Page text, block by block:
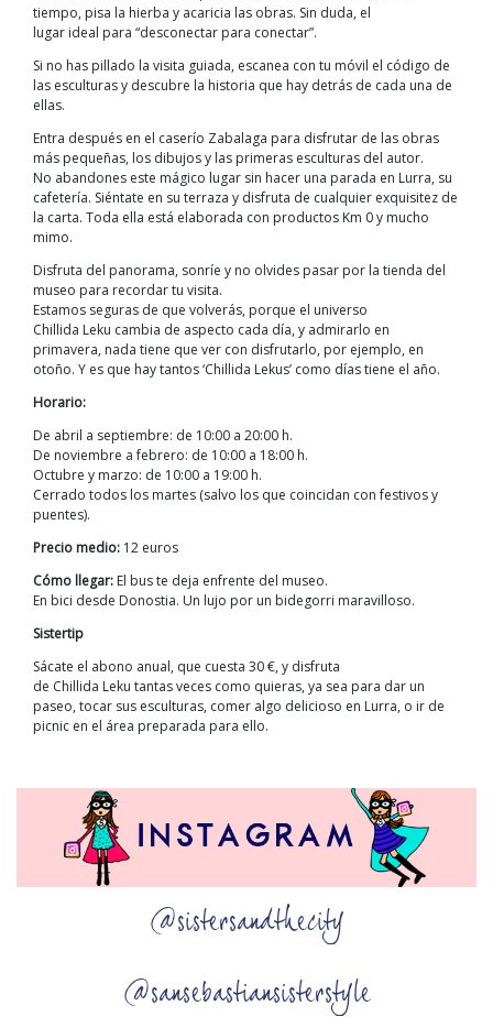
tiempo, pisa la hierba y acaricia las obras. Sin duda, el
lugar ideal para “desconectar para conectar”.
Si no has pillado la visita guiada, escanea con tu móvil el código de
las esculturas y descubre la historia que hay detrás de cada una de
ellas.
Entra después en el caserío Zabalaga para disfrutar de las obras
más pequeñas, los dibujos y las primeras esculturas del autor.
No abandones este mágico lugar sin hacer una parada en Lurra, su
cafetería. Siéntate en su terraza y disfruta de cualquier exquisitez de
la carta. Toda ella está elaborada con productos Km 0 y mucho
mimo.
Disfruta del panorama, sonríe y no olvides pasar por la tienda del
museo para recordartu visita.
Estamos seguras de que volverás, porque el universo
Chillida Leku cambia de aspecto cada día, y admirarlo en
primavera, nada tiene que ver con disfrutarlo, por ejemplo, en
otoño. Y es que hay tantos ‘Chillida Lekus’ como días tiene el año.
Horario:
De abril a septiembre: de 10:00 a 20:00 h.
De noviembre a febrero: de 10:00 a 18:00 h.
Octubre y marzo: de 10:00 a 19:00 h.
Cerrado todos los martes (salvo los que coincidan con festivos y
puentes).
Precio medio: 12 euros
Cómo llegar: El bus te deja enfrente del museo.
En bici desde Donostia. Un lujo por un bidegorri maravilloso.
Sistertip
Sácate el abono anual, que cuesta 30 €, y disfruta
de Chillida Leku tantas veces como quieras, ya sea para dar un
paseo, tocar sus esculturas, comer algo delicioso en Lurra, o ir de
picnic en el área preparada para ello.
@sistersandthecity
@sansebastiansisterstyle